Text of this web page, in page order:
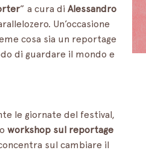
” a cura di Alessandro
Un’occasione
cosa sia un reportage
di guardare il mondo e
le giornate del festival,
workshop sul reportage
sul cambiare il